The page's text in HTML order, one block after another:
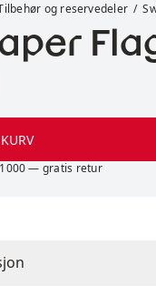
og reservedeler
— gratis retur